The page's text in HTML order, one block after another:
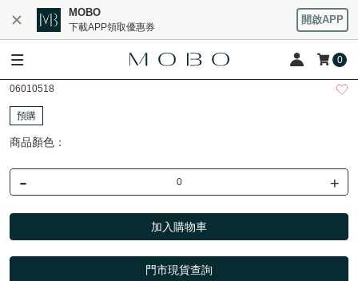
MOBO
下載APP領取優惠券
開啟APP
0
06010518
預購
商品顏色：
- +
加入購物車
門市現貨查詢